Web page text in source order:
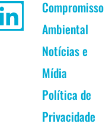
b
a
u
e
Compromisso
Ambiental
Notícias e
Mídia
Política de
Privacidade